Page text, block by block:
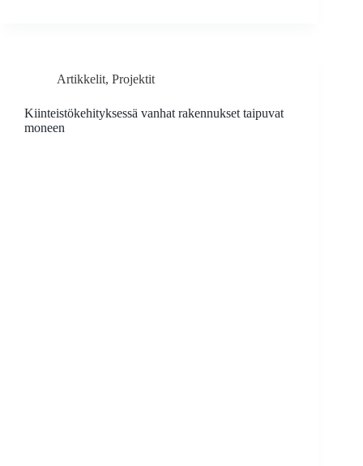
Artikkelit, Projektit
Kiinteistökehityksessä vanhat rakennukset taipuvat
moneen